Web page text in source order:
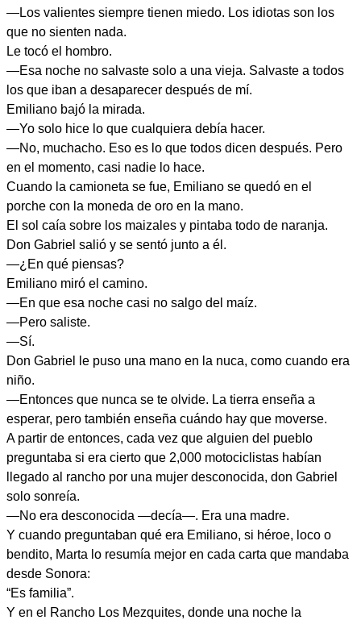
—Los valientes siempre tienen miedo. Los idiotas son los
que no sienten nada.
Le tocó el hombro.
—Esa noche no salvaste solo a una vieja. Salvaste a todos
los que iban a desaparecer después de mí.
Emiliano bajó la mirada.
—Yo solo hice lo que cualquiera debía hacer.
—No, muchacho. Eso es lo que todos dicen después. Pero
en el momento, casi nadie lo hace.
Cuando la camioneta se fue, Emiliano se quedó en el
porche con la moneda de oro en la mano.
El sol caía sobre los maizales y pintaba todo de naranja.
Don Gabriel salió y se sentó junto a él.
—¿En qué piensas?
Emiliano miró el camino.
—En que esa noche casi no salgo del maíz.
—Pero saliste.
—Sí.
Don Gabriel le puso una mano en la nuca, como cuando era
niño.
—Entonces que nunca se te olvide. La tierra enseña a
esperar, pero también enseña cuándo hay que moverse.
A partir de entonces, cada vez que alguien del pueblo
preguntaba si era cierto que 2,000 motociclistas habían
llegado al rancho por una mujer desconocida, don Gabriel
solo sonreía.
—No era desconocida —decía—. Era una madre.
Y cuando preguntaban qué era Emiliano, si héroe, loco o
bendito, Marta lo resumía mejor en cada carta que mandaba
desde Sonora:
“Es familia”.
Y en el Rancho Los Mezquites, donde una noche la